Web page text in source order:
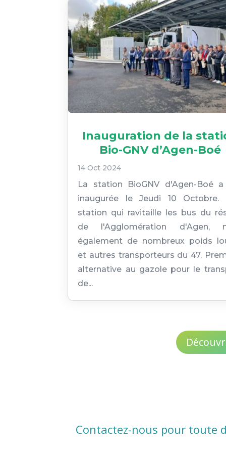
Inauguration de la
Bio-GNV d’Agen-Boé
14 Oct 2024
La station BioGNV d'Agen-Boé
inaugurée le Jeudi 10 Octobre.
station qui ravitaille les bus du
de l'Agglomération d'Agen,
également de nombreux poids
et autres transporteurs du 47.
alternative au gazole pour le
de...
Contactez-nous pour toute